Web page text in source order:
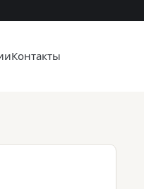
Контакты